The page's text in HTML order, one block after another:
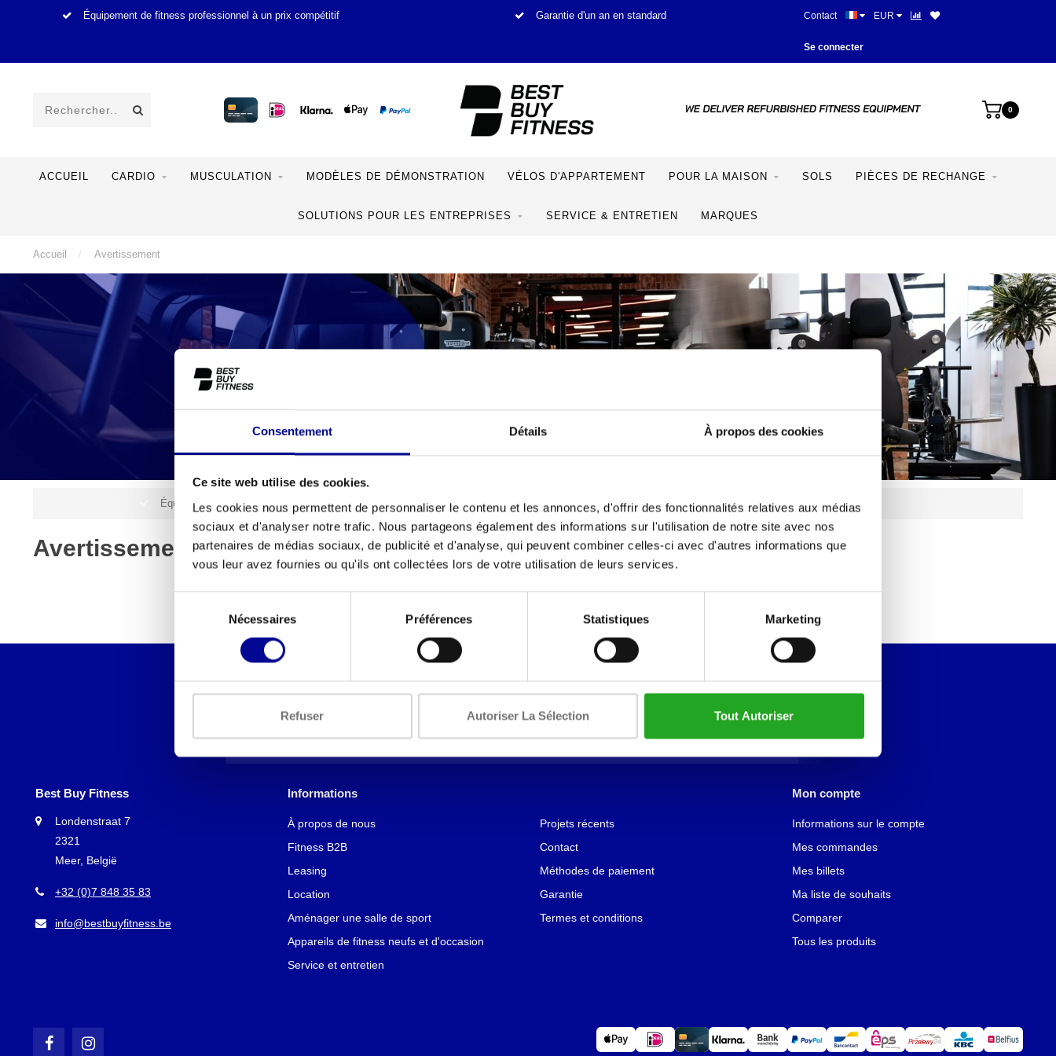
Consentement Détails À propos des cookies
Ce site web utilise des cookies.
Les cookies nous permettent de personnaliser le contenu et les annonces, d'offrir des fonctionnalités relatives aux médias
sociaux et d'analyser notre trafic. Nous partageons également des informations sur l'utilisation de notre site avec nos
partenaires de médias sociaux, de publicité et d'analyse, qui peuvent combiner celles-ci avec d'autres informations que
vous leur avez fournies ou qu'ils ont collectées lors de votre utilisation de leurs services.
consentement
Nécessaires Préférences Statistiques Marketing
Refuser Autoriser La Sélection Tout Autoriser
Équipement de fitness professionnel à un prix compétitif Garantie d'un an en standard Plus de 28 ans d'expérience
Contact EUR
Se connecter
0
ACCUEIL CARDIO MUSCULATION MODÈLES DE DÉMONSTRATION VÉLOS D'APPARTEMENT POUR LA MAISON SOLS PIÈCES DE RECHANGE
SOLUTIONS POUR LES ENTREPRISES SERVICE & ENTRETIEN MARQUES
Accueil / Avertissement
Équipement de fitness professionnel à un prix compétitif Garantie d'un an en standard
Avertissement
VOUS VOULEZ GARDER À JOUR DE NOS OFFRES?
Alors abonnez-vous à notre newsletter!
Best Buy Fitness
Londenstraat 7
2321
Meer, België
+32 (0)7 848 35 83
info@bestbuyfitness.be
Informations
À propos de nous
Fitness B2B
Leasing
Location
Aménager une salle de sport
Appareils de fitness neufs et d'occasion
Service et entretien
Projets récents
Contact
Méthodes de paiement
Garantie
Termes et conditions
Mon compte
Informations sur le compte
Mes commandes
Mes billets
Ma liste de souhaits
Comparer
Tous les produits